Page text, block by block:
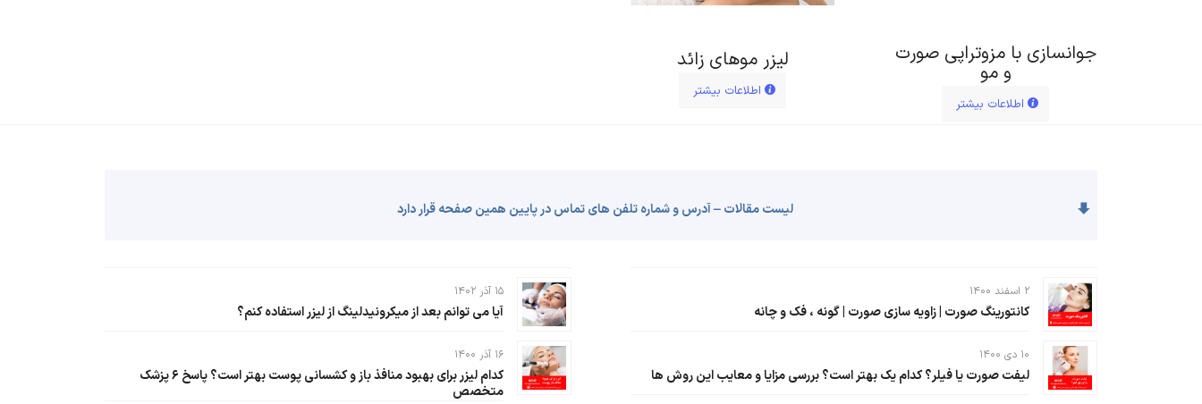
جوانسازی با مزوتراپی صورت
و مو
اطلاعات بیشتر
لیزر موهای زائد
اطلاعات بیشتر
لیست مقالات – آدرس و شماره تلفن های تماس در پایین همین صفحه قرار دارد
۲ اسفند ۱۴۰۰
کانتورینگ صورت | زاویه سازی صورت | گونه ، فک و چانه
۱۰ دی ۱۴۰۰
لیفت صورت یا فیلر؟ کدام یک بهتر است؟ بررسی مزایا و معایب این روش ها
۱۵ آذر ۱۴۰۲
آیا می توانم بعد از میکرونیدلینگ از لیزر استفاده کنم؟
۱۶ آذر ۱۴۰۰
کدام لیزر برای بهبود منافذ باز و کشسانی پوست بهتر است؟ پاسخ ۶ پزشک
متخصص